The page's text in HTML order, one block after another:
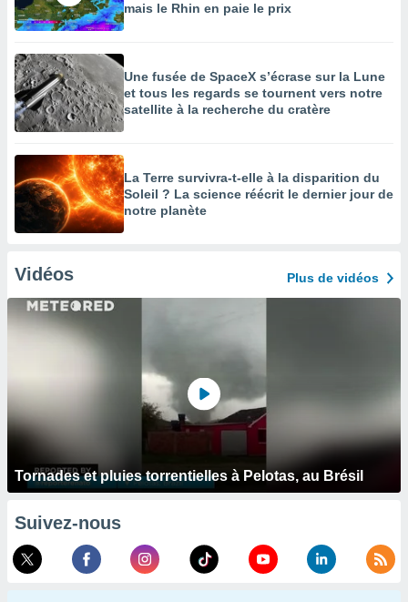
mais le Rhin en paie le prix
Une fusée de SpaceX s’écrase sur la Lune
et tous les regards se tournent vers notre
satellite à la recherche du cratère
La Terre survivra-t-elle à la disparition du
Soleil ? La science réécrit le dernier jour de
notre planète
Vidéos Plus de vidéos
Tornades et pluies torrentielles à Pelotas, au Brésil
Suivez-nous